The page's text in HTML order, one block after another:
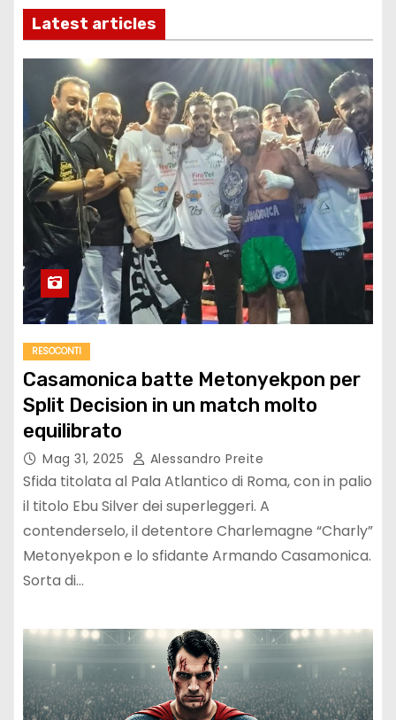
Latest articles
RESOCONTI
Casamonica batte Metonyekpon per
Split Decision in un match molto
equilibrato
Mag 31, 2025 Alessandro Preite
Sfida titolata al Pala Atlantico di Roma, con in palio
il titolo Ebu Silver dei superleggeri. A
contenderselo, il detentore Charlemagne “Charly”
Metonyekpon e lo sfidante Armando Casamonica.
Sorta di…